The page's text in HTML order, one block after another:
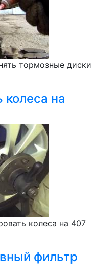
тормозные диски
колеса на
колеса на 407
фильтр